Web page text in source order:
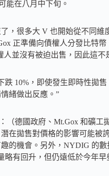
能在八月中下旬。
，很多大 V 也開始從不同維
正準備向債權人分發比特
並沒有被迫出售，因此這不
10%，即使發生即時性拋
緒做出反應。”
（德國政府、Mt.Gox 和礦
在拋售對價格的影響可能被
的機會。另外，NYDIG 的
有回升，但仍遠低於今年早